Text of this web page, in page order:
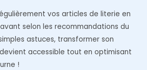
vos articles de literie en
selon les recommandations du
astuces, transformer son
accessible tout en optimisant
!